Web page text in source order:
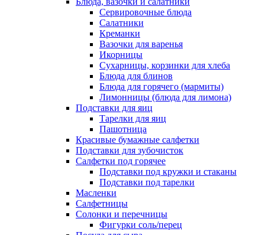
Сервировочные блюда
Салатники
Креманки
Вазочки для варенья
Икорницы
Сухарницы, корзинки для хлеба
Блюда для блинов
Блюда для горячего (мармиты)
Лимонницы (блюда для лимона)
Подставки для яиц
Тарелки для яиц
Пашотница
Красивые бумажные салфетки
Подставки для зубочисток
Салфетки под горячее
Подставки под кружки и стаканы
Подставки под тарелки
Масленки
Салфетницы
Солонки и перечницы
Фигурки соль/перец